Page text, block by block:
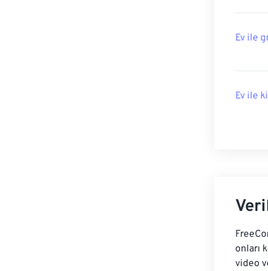
Ev ile
Ev ile
onları
video